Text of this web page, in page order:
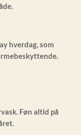
hverdag, som
Føn altid på